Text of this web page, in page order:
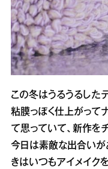
この冬はうるうるした
粘膜っぽく仕上がって
て思っていて、新作を
今日は素敵な出合いが
きはいつもアイメイク